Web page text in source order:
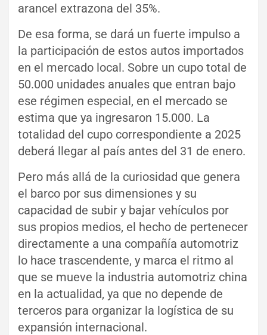
arancel extrazona del 35%.
De esa forma, se dará un fuerte impulso a
la participación de estos autos importados
en el mercado local. Sobre un cupo total de
50.000 unidades anuales que entran bajo
ese régimen especial, en el mercado se
estima que ya ingresaron 15.000. La
totalidad del cupo correspondiente a 2025
deberá llegar al país antes del 31 de enero.
Pero más allá de la curiosidad que genera
el barco por sus dimensiones y su
capacidad de subir y bajar vehículos por
sus propios medios, el hecho de pertenecer
directamente a una compañía automotriz
lo hace trascendente, y marca el ritmo al
que se mueve la industria automotriz china
en la actualidad, ya que no depende de
terceros para organizar la logística de su
expansión internacional.